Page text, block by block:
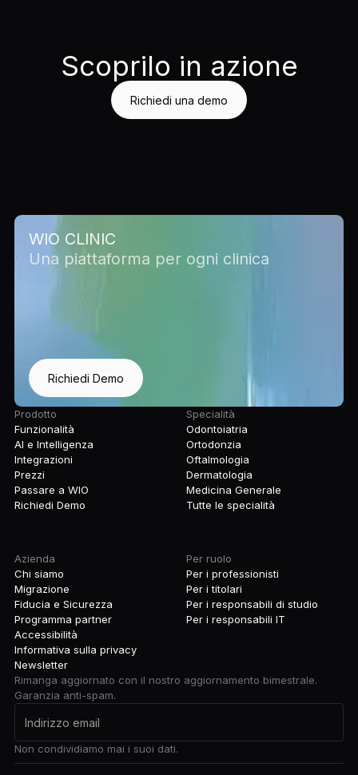
Scoprilo in azione
Richiedi una demo
WIO CLINIC
Una piattaforma per ogni clinica
Richiedi Demo
Prodotto
Funzionalità
AI e Intelligenza
Integrazioni
Prezzi
Passare a WIO
Richiedi Demo
Specialità
Odontoiatria
Ortodonzia
Oftalmologia
Dermatologia
Medicina Generale
Tutte le specialità
Azienda
Chi siamo
Migrazione
Fiducia e Sicurezza
Programma partner
Accessibilità
Informativa sulla privacy
Per ruolo
Per i professionisti
Per i titolari
Per i responsabili di studio
Per i responsabili IT
Newsletter
Rimanga aggiornato con il nostro aggiornamento bimestrale.
Garanzia anti-spam.
Non condividiamo mai i suoi dati.